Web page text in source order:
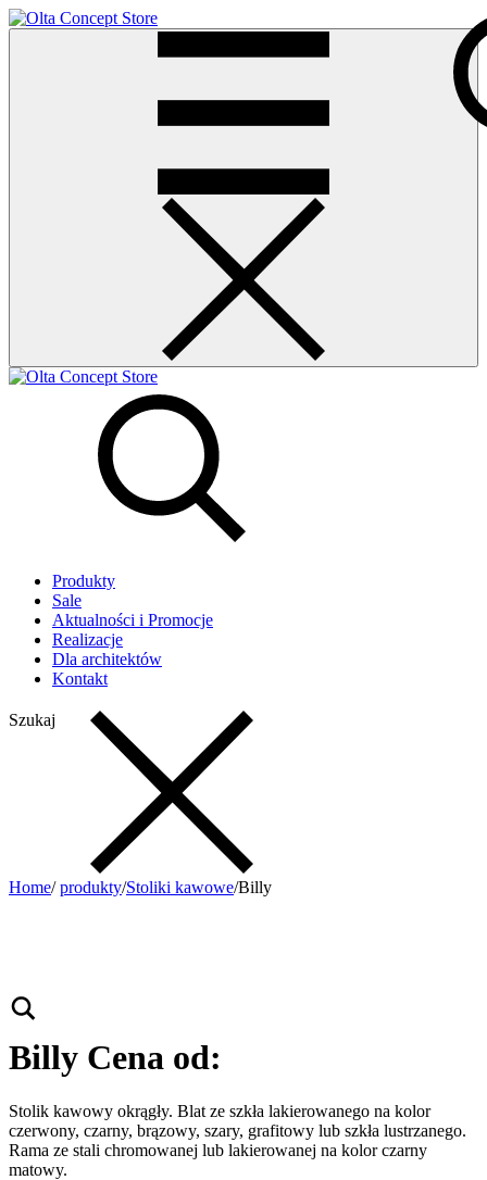
Produkty
Sale
Aktualności i Promocje
Realizacje
Dla architektów
Kontakt
Szukaj
Home/ produkty/Stoliki kawowe/Billy
Billy Cena od:
Stolik kawowy okrągły. Blat ze szkła lakierowanego na kolor
czerwony, czarny, brązowy, szary, grafitowy lub szkła lustrzanego.
Rama ze stali chromowanej lub lakierowanej na kolor czarny
matowy.